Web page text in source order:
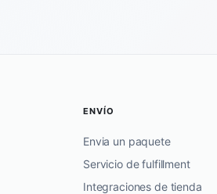
ENVÍO
Envia un paquete
Servicio de fulfillment
Integraciones de tienda